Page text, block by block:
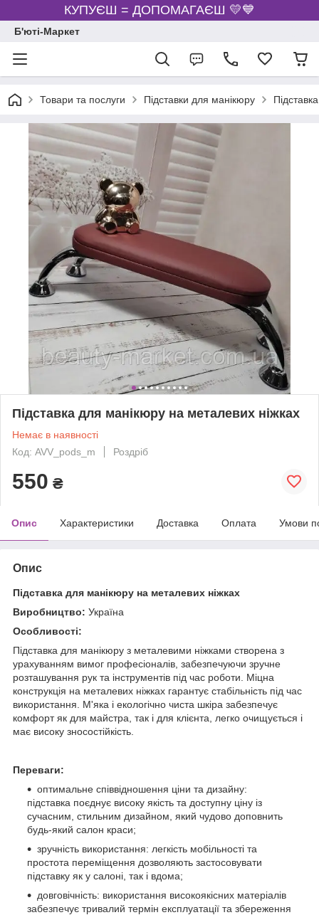
КУПУЄШ = ДОПОМАГАЄШ 💛💙
Б'юті-Маркет
Товари та послуги Підставки для манікюру
Підставка для манікюру на металевих ніжках
Немає в наявності
Код: AVV_pods_m
Роздріб
550 ₴
Опис Характеристики Доставка Оплата Умови
Опис
Підставка для манікюру на металевих ніжках
Виробництво: Україна
Особливості:
Підставка для манікюру з металевими ніжками створена з
урахуванням вимог професіоналів, забезпечуючи зручне
розташування рук та інструментів під час роботи. Міцна
конструкція на металевих ніжках гарантує стабільність під час
використання. М'яка і екологічно чиста шкіра забезпечує
комфорт як для майстра, так і для клієнта, легко очищується і
має високу зносостійкість.
Переваги:
оптимальне співвідношення ціни та дизайну:
підставка поєднує високу якість та доступну ціну із
сучасним, стильним дизайном, який чудово доповнить
будь-який салон краси;
зручність використання: легкість мобільності та
простота переміщення дозволяють застосовувати
підставку як у салоні, так і вдома;
довговічність: використання високоякісних матеріалів
забезпечує тривалий термін експлуатації та збереження